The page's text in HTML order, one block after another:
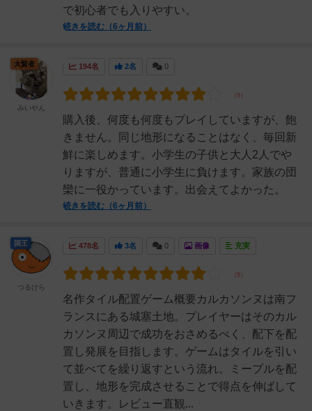
で初心者でも入りやすい。
続きを読む（6ヶ月前）
194名 2名 0
購入後、何度も何度もプレイしていますが、飽
きません。同じ地形になることはなく、毎回新
鮮に楽しめます。小学生の子供と大人2人でや
りますが、普通に小学生に負けます。家族の団
欒に一役かっています。出会えてよかった。
続きを読む（6ヶ月前）
大賢者
みいやん
478名 3名 0 画像 充実
名作タイル配置ゲーム概要カルカソンヌは南フ
ランスにある城塞土地。プレイヤーはそのカル
カソンヌ周辺で成功をおさめるべく、配下を配
置し発展を目指します。ゲームはタイルを引い
て並べてを繰り返すという流れ。ミープルを配
置し、地形を完成させることで得点を伸ばして
いきます。レビュー直観...
国王
つるけら